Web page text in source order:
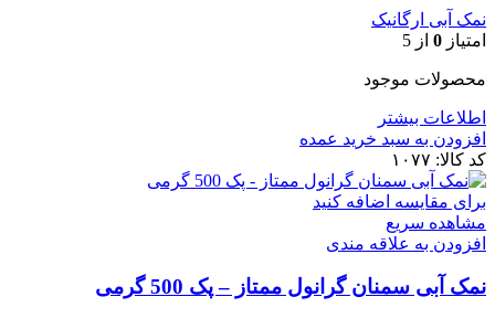
نمک آبی ارگانیک
امتیاز 0 از 5
محصولات موجود
اطلاعات بیشتر
افزودن به سبد خرید عمده
کد کالا: ۱۰۷۷
برای مقایسه اضافه کنید
مشاهده سریع
افزودن به علاقه مندی
نمک آبی سمنان گرانول ممتاز – پک 500 گرمی